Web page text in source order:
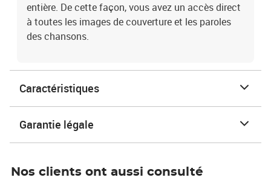
entière. De cette façon, vous avez un accès direct
à toutes les images de couverture et les paroles
des chansons.
Caractéristiques
Garantie légale
Nos clients ont aussi consulté